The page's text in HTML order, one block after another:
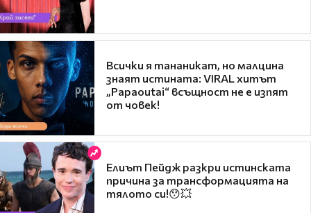
Всички я тананикат, но малцина
знаят истината: VIRAL хитът
„Papaoutai“ всъщност не е изпят
от човек!
Елиът Пейдж разкри истинската
причина за трансформацията на
тялото си!😯💥